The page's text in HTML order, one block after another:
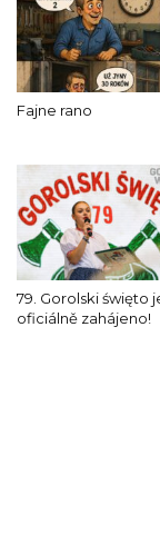
Fajne rano
79. Gorolski święto
oficiálně zahájeno!